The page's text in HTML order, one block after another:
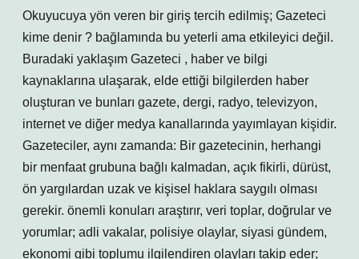
Okuyucuya yön veren bir giriş tercih edilmiş; Gazeteci
kime denir ? bağlamında bu yeterli ama etkileyici değil.
Buradaki yaklaşım Gazeteci , haber ve bilgi
kaynaklarına ulaşarak, elde ettiği bilgilerden haber
oluşturan ve bunları gazete, dergi, radyo, televizyon,
internet ve diğer medya kanallarında yayımlayan kişidir.
Gazeteciler, aynı zamanda: Bir gazetecinin, herhangi
bir menfaat grubuna bağlı kalmadan, açık fikirli, dürüst,
ön yargılardan uzak ve kişisel haklara saygılı olması
gerekir. önemli konuları araştırır, veri toplar, doğrular ve
yorumlar; adli vakalar, polisiye olaylar, siyasi gündem,
ekonomi gibi toplumu ilgilendiren olayları takip eder;